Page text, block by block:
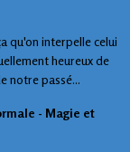
qu'on interpelle celui
heureux de
notre passé...
- Magie et